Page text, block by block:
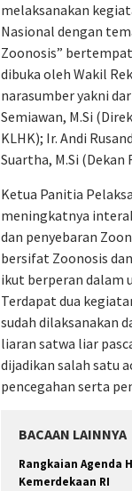
melaksanakan
Nasional dengan
Zoonosis”
dibuka oleh Wakil
narasumber yakni
Semiawan, M.Si
KLHK); Ir. Andi
Suartha, M.Si (Dekan
Ketua Panitia
meningkatnya
dan penyebaran
bersifat Zoonosis
ikut berperan dalam
Terdapat dua
sudah dilaksanakan
liaran satwa liar
dijadikan salah satu
pencegahan serta
BACAAN LAINNYA
Rangkaian Agenda
Kemerdekaan RI